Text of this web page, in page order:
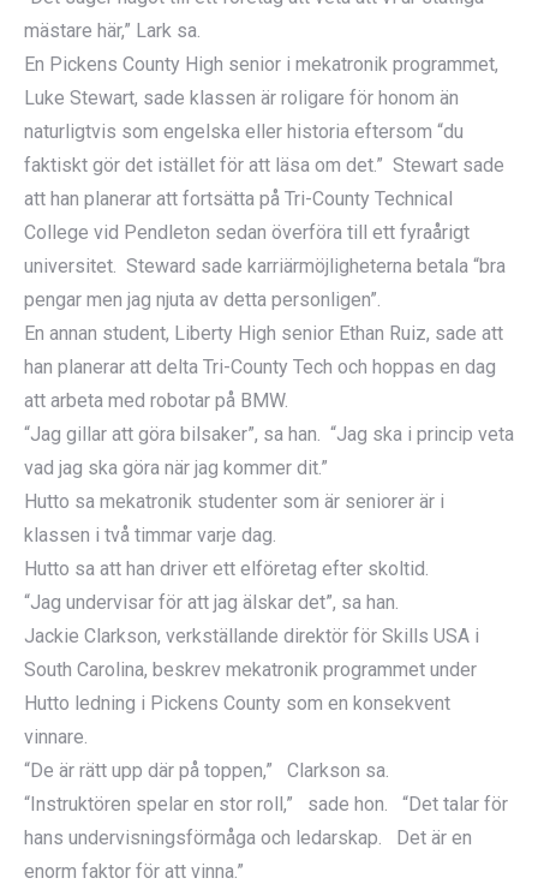
mästare här,” Lark sa.
En Pickens County High senior i mekatronik programmet,
Luke Stewart, sade klassen är roligare för honom än
naturligtvis som engelska eller historia eftersom “du
faktiskt gör det istället för att läsa om det.” Stewart sade
att han planerar att fortsätta på Tri-County Technical
College vid Pendleton sedan överföra till ett fyraårigt
universitet. Steward sade karriärmöjligheterna betala “bra
pengar men jag njuta av detta personligen”.
En annan student, Liberty High senior Ethan Ruiz, sade att
han planerar att delta Tri-County Tech och hoppas en dag
att arbeta med robotar på BMW.
“Jag gillar att göra bilsaker”, sa han. “Jag ska i princip veta
vad jag ska göra när jag kommer dit.”
Hutto sa mekatronik studenter som är seniorer är i
klassen i två timmar varje dag.
Hutto sa att han driver ett elföretag efter skoltid.
“Jag undervisar för att jag älskar det”, sa han.
Jackie Clarkson, verkställande direktör för Skills USA i
South Carolina, beskrev mekatronik programmet under
Hutto ledning i Pickens County som en konsekvent
vinnare.
“De är rätt upp där på toppen,” Clarkson sa.
“Instruktören spelar en stor roll,” sade hon. “Det talar för
hans undervisningsförmåga och ledarskap. Det är en
enorm faktor för att vinna.”